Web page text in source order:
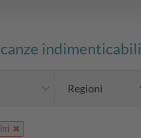
indimenticabili
Regioni